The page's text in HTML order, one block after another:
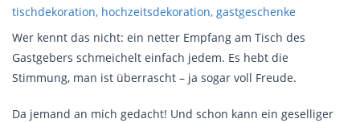
Wer kennt das nicht: ein netter Empfang am Tisch des
Gastgebers schmeichelt einfach jedem. Es hebt die
Stimmung, man ist überrascht – ja sogar voll Freude.
Da jemand an mich gedacht! Und schon kann ein geselliger